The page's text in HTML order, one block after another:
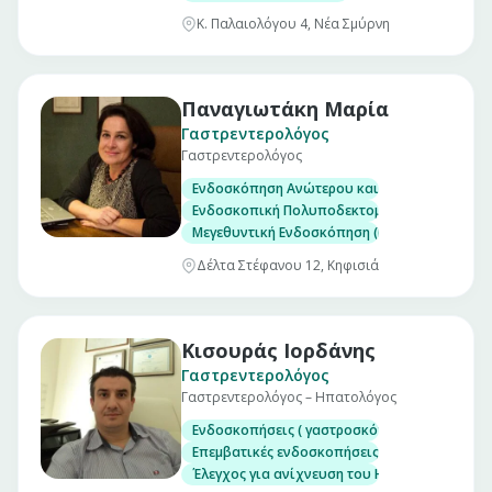
Κ. Παλαιολόγου 4, Νέα Σμύρνη
Παναγιωτάκη Μαρία
Γαστρεντερολόγος
Γαστρεντερολόγος
Ενδοσκόπηση Ανώτερου και Κατώτερου
Ενδοσκοπική Πολυποδεκτομή
Mεγεθυντική Ενδοσκόπηση (Narrow Band
Δέλτα Στέφανου 12, Κηφισιά
Κισουράς Ιορδάνης
Γαστρεντερολόγος
Γαστρεντερολόγος – Ηπατολόγος
Ενδοσκοπήσεις ( γαστροσκόπηση,
Επεμβατικές ενδοσκοπήσεις (
Έλεγχος για ανίχνευση του Helicobacter